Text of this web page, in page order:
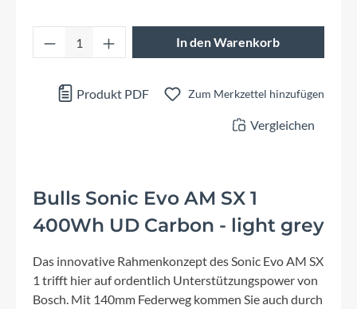
Produkt Anzahl: Gib den gewünschten
In den Warenkorb
Produkt PDF Zum Merkzettel hinzufügen
Vergleichen
Bulls Sonic Evo AM SX 1
400Wh UD Carbon - light grey
Das innovative Rahmenkonzept des Sonic Evo AM SX
1 trifft hier auf ordentlich Unterstützungspower von
Bosch. Mit 140mm Federweg kommen Sie auch durch